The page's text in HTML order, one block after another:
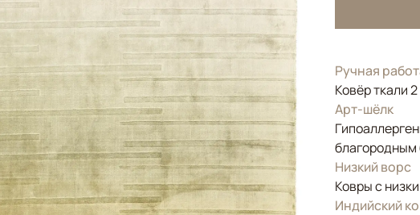
Ручная
Ковёр ткали
Арт-шёлк
благородным
Низкий ворс
Ковры с
Индийский